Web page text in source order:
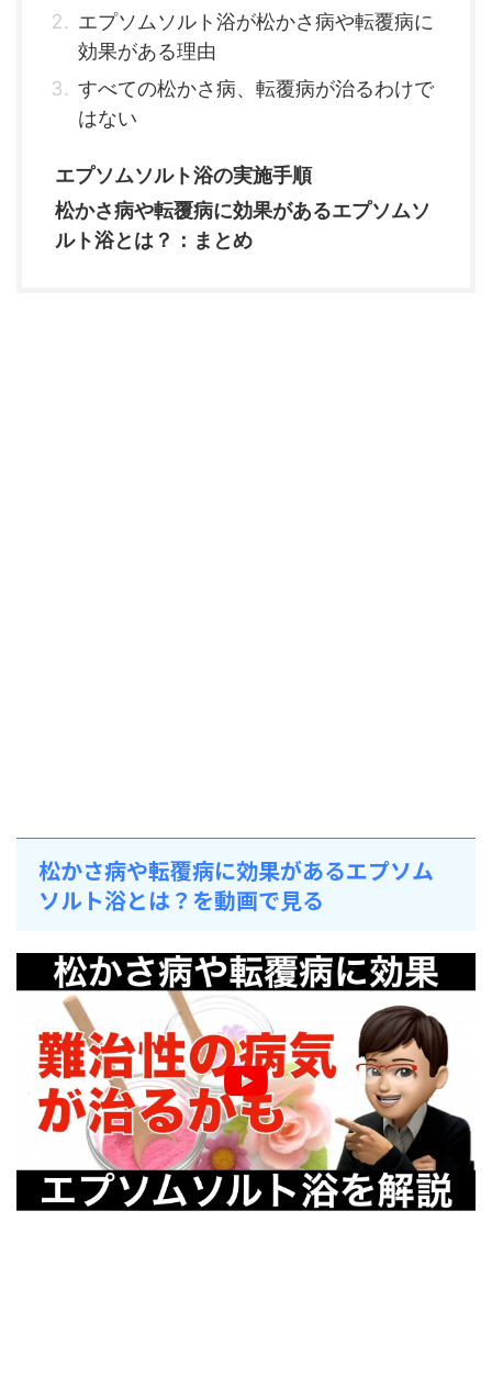
エプソムソルト浴が松かさ病や転覆病に
効果がある理由
すべての松かさ病、転覆病が治るわけで
はない
エプソムソルト浴の実施手順
松かさ病や転覆病に効果があるエプソムソ
ルト浴とは？：まとめ
松かさ病や転覆病に効果があるエプソム
ソルト浴とは？を動画で見る